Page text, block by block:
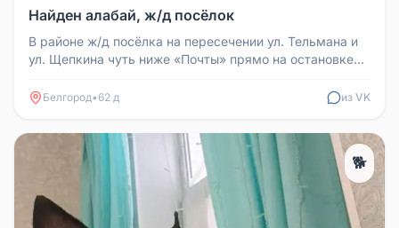
Найден алабай, ж/д посёлок
В районе ж/д посёлка на пересечении ул. Тельмана и
ул. Щепкина чуть ниже «Почты» прямо на остановке
Белгород•62 д из VK
🐕